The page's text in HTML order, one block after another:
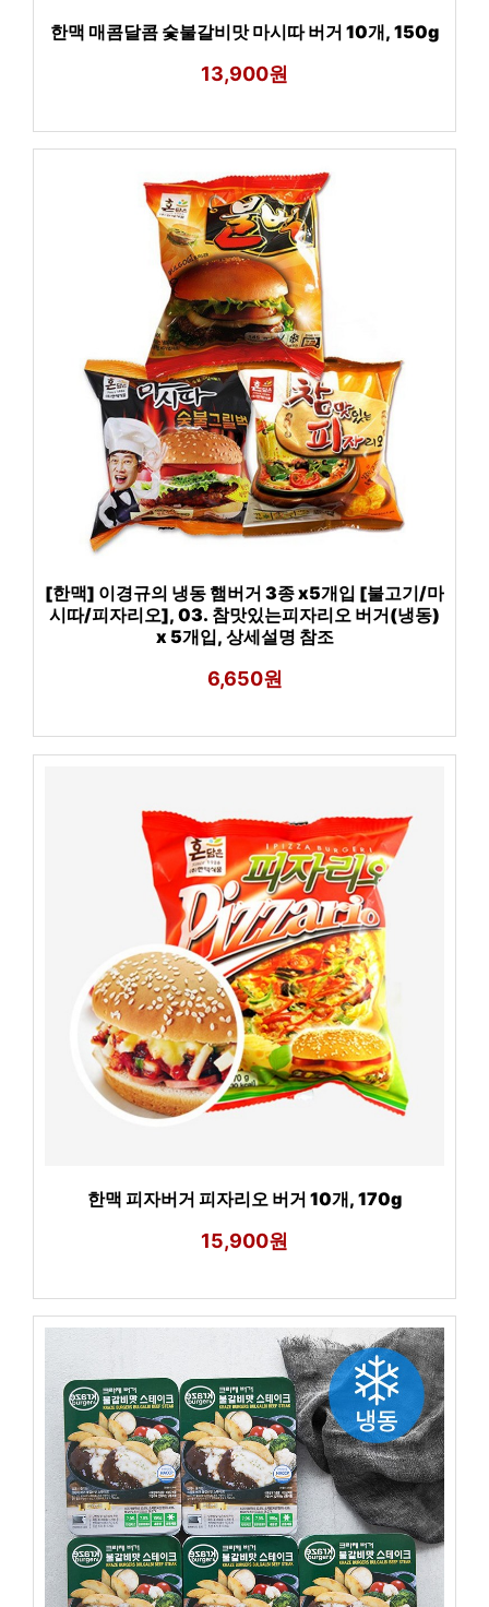
한맥 매콤달콤 숯불갈비맛 마시따 버거 10개, 150g
13,900원
[한맥] 이경규의 냉동 햄버거 3종 x5개입 [불고기/마
시따/피자리오], 03. 참맛있는피자리오 버거(냉동)
x 5개입, 상세설명 참조
6,650원
한맥 피자버거 피자리오 버거 10개, 170g
15,900원